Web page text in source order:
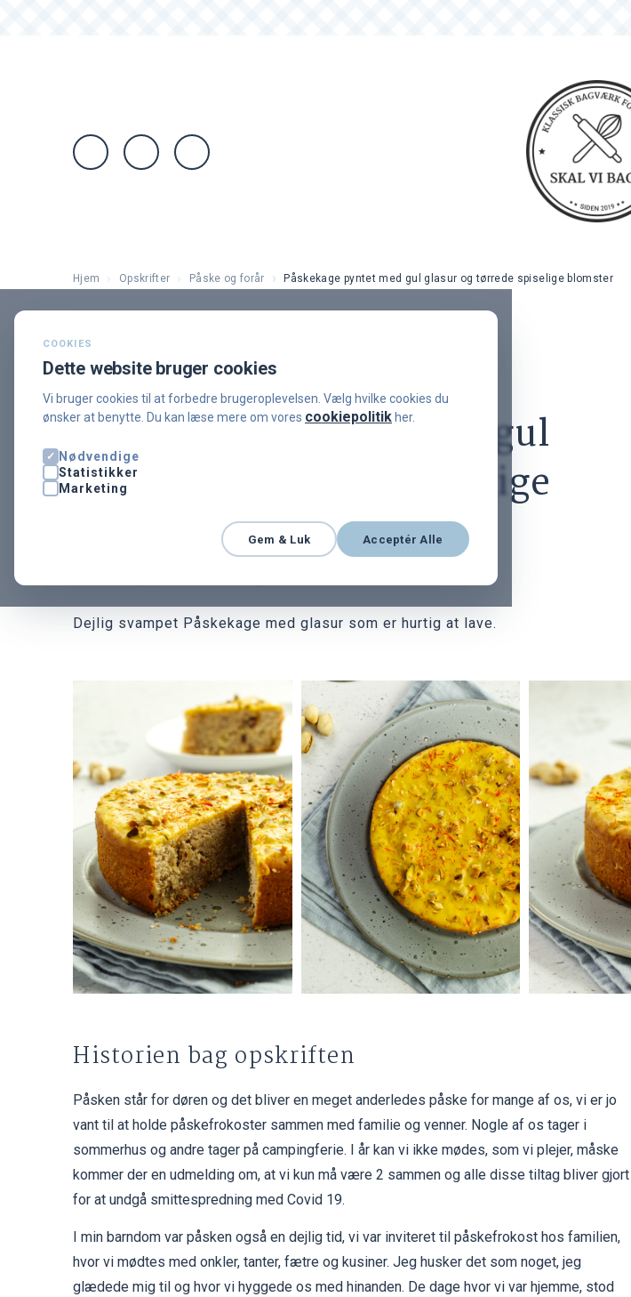
Hjem Opskrifter Påske og forår Påskekage pyntet med gul glasur og tørrede spiselige blomster
Oprettet 1. April 2020
PÅSKE OG FORÅR
Påskekage pyntet med gul
glasur og tørrede spiselige
blomster
Dejlig svampet Påskekage med glasur som er hurtig at lave.
Historien bag opskriften
Påsken står for døren og det bliver en meget anderledes påske for mange af os, vi er jo
vant til at holde påskefrokoster sammen med familie og venner. Nogle af os tager i
sommerhus og andre tager på campingferie. I år kan vi ikke mødes, som vi plejer, måske
kommer der en udmelding om, at vi kun må være 2 sammen og alle disse tiltag bliver gjort
for at undgå smittespredning med Covid 19.
I min barndom var påsken også en dejlig tid, vi var inviteret til påskefrokost hos familien,
hvor vi mødtes med onkler, tanter, fætre og kusiner. Jeg husker det som noget, jeg
glædede mig til og hvor vi hyggede os med hinanden. De dage hvor vi var hjemme, stod
COOKIES
Dette website bruger cookies
Vi bruger cookies til at forbedre brugeroplevelsen. Vælg hvilke cookies du
ønsker at benytte. Du kan læse mere om vores cookiepolitik her.
Nødvendige
Statistikker
Marketing
Gem & Luk Acceptér Alle